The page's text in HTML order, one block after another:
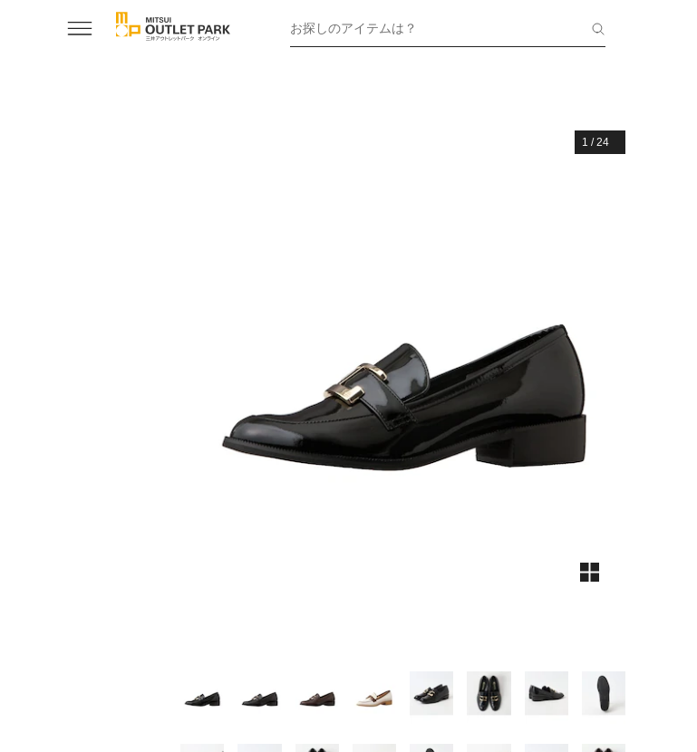
お探しのアイテムは？
1 /24